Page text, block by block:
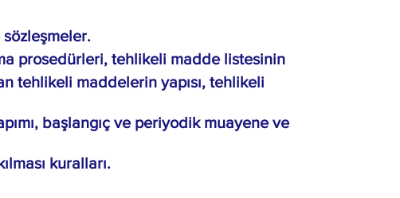
sözleşmeler.
prosedürleri, tehlikeli madde listesinin
tehlikeli maddelerin yapısı, tehlikeli
başlangıç ve periyodik muayene ve
kuralları.